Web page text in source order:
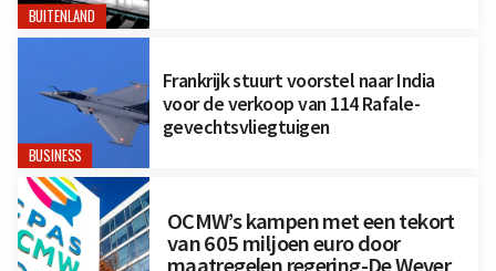
BUITENLAND
BUSINESS
Frankrijk stuurt voorstel naar India
voor de verkoop van 114 Rafale-
gevechtsvliegtuigen
OCMW’s kampen met een tekort
van 605 miljoen euro door